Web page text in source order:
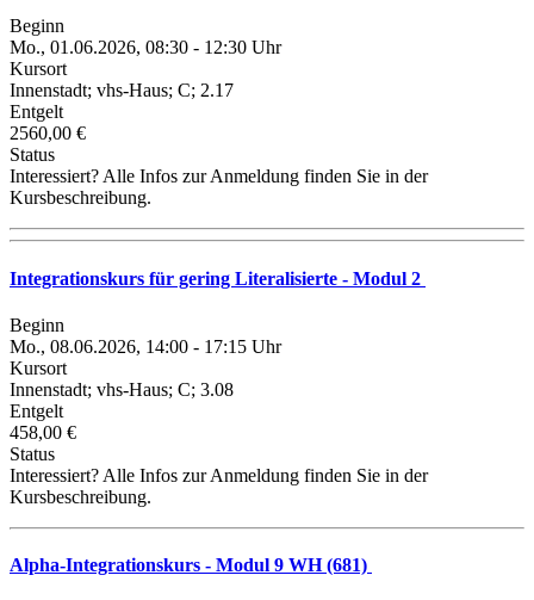
Beginn
Mo., 01.06.2026, 08:30 - 12:30 Uhr
Kursort
Innenstadt; vhs-Haus; C; 2.17
Entgelt
2560,00 €
Status
Interessiert? Alle Infos zur Anmeldung finden Sie in der
Kursbeschreibung.
Integrationskurs für gering Literalisierte - Modul 2
Beginn
Mo., 08.06.2026, 14:00 - 17:15 Uhr
Kursort
Innenstadt; vhs-Haus; C; 3.08
Entgelt
458,00 €
Status
Interessiert? Alle Infos zur Anmeldung finden Sie in der
Kursbeschreibung.
Alpha-Integrationskurs - Modul 9 WH (681)